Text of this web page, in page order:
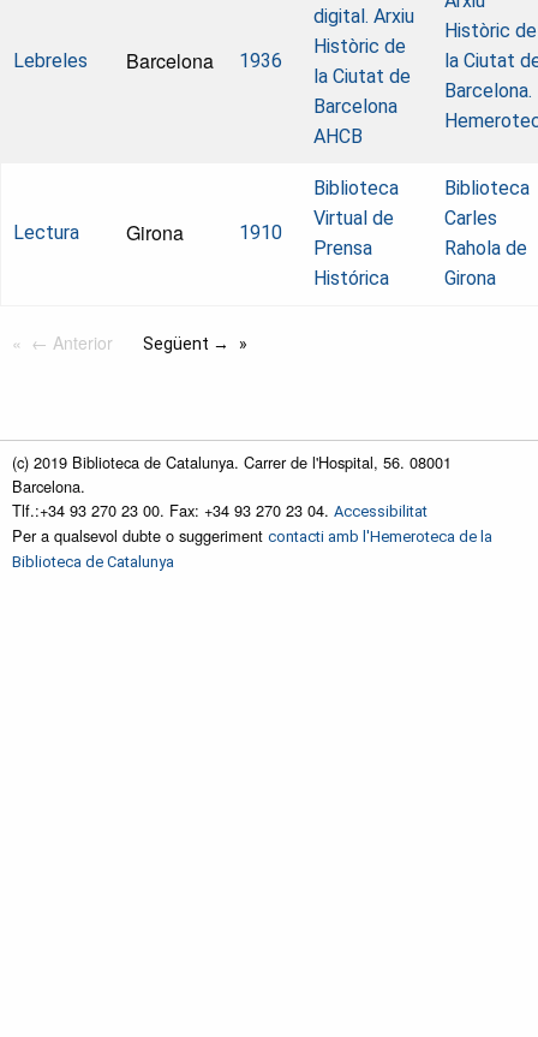
Lebreles Barcelona 1936
digital. Arxiu
Històric de
la Ciutat de
Barcelona
AHCB
Històric de
la Ciutat
Barcelona.
Lectura Girona 1910
Biblioteca
Virtual de
Prensa
Histórica
Biblioteca
Carles
Rahola de
Girona
← Anterior Següent →
(c) 2019 Biblioteca de Catalunya. Carrer de l'Hospital, 56. 08001
Barcelona.
Tlf.:+34 93 270 23 00. Fax: +34 93 270 23 04. Accessibilitat
Per a qualsevol dubte o suggeriment contacti amb l'Hemeroteca de la
Biblioteca de Catalunya